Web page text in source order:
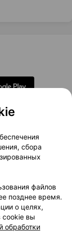
маркетинг
сбора
файлов
позднее время.
о целях,
cookie вы
обработки